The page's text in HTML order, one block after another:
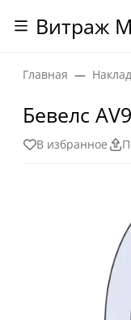
Витраж
Главная
Бевелс
В избранное